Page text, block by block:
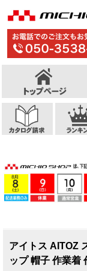
アイトス AITOZ
ップ 帽子 作業着